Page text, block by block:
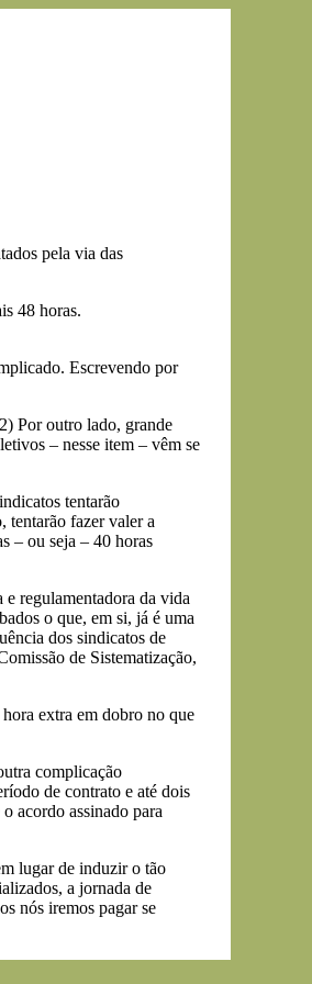
pela via das
48 horas.
Escrevendo por
Por outro lado, grande
– nesse item – vêm se
tentarão
tentarão fazer valer a
– ou seja – 40 horas
regulamentadora da vida
o que, em si, já é uma
dos sindicatos de
de Sistematização,
extra em dobro no que
complicação
de contrato e até dois
acordo assinado para
lugar de induzir o tão
a jornada de
nós iremos pagar se